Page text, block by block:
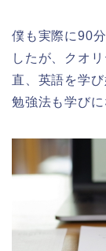
僕も実際に90
したが、クオ
直、英語を学
勉強法も学び